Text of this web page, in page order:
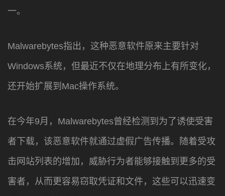
一。
Malwarebytes指出，这种恶意软件原来主要针对
Windows系统，但最近不仅在地理分布上有所变化，
还开始扩展到Mac操作系统。
在今年9月，Malwarebytes曾经检测到为了诱使受害
者下载，该恶意软件就通过虚假广告传播。随着受攻
击网站列表的增加，威胁行为者能够接触到更多的受
害者，从而更容易窃取凭证和文件，这些可以迅速变